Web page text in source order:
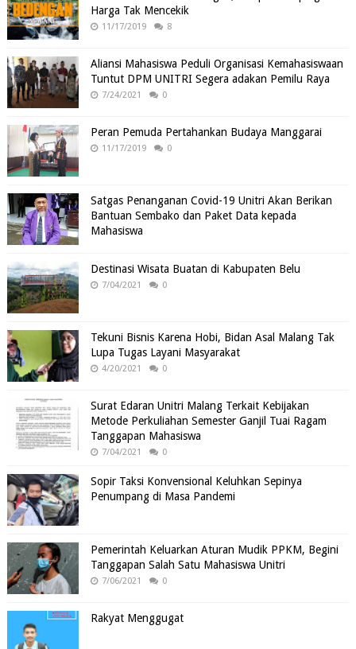
Harga Tak Mencekik
11/17/2019 8
Aliansi Mahasiswa Peduli Organisasi Kemahasiswaan
Tuntut DPM UNITRI Segera adakan Pemilu Raya
7/24/2021 0
Peran Pemuda Pertahankan Budaya Manggarai
11/17/2019 0
Satgas Penanganan Covid-19 Unitri Akan Berikan
Bantuan Sembako dan Paket Data kepada
Mahasiswa
Destinasi Wisata Buatan di Kabupaten Belu
7/04/2021 0
Tekuni Bisnis Karena Hobi, Bidan Asal Malang Tak
Lupa Tugas Layani Masyarakat
4/20/2021 0
Surat Edaran Unitri Malang Terkait Kebijakan
Metode Perkuliahan Semester Ganjil Tuai Ragam
Tanggapan Mahasiswa
7/04/2021 0
Sopir Taksi Konvensional Keluhkan Sepinya
Penumpang di Masa Pandemi
Pemerintah Keluarkan Aturan Mudik PPKM, Begini
Tanggapan Salah Satu Mahasiswa Unitri
7/06/2021 0
Rakyat Menggugat